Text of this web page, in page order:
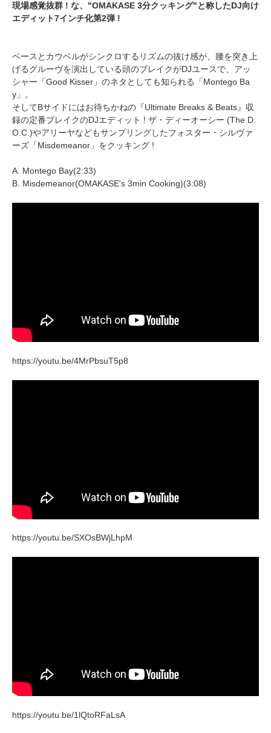
現場感覚抜群 ! な、"OMAKASE 3分クッキング"と称したDJ向け
エディット7インチ化第2弾 !
ベースとカウベルがシンクロするリズムの抜け感が、腰を突き上
げるグルーヴを演出している頭のブレイクがDJユースで、アッ
シャー「Good Kisser」のネタとしても知られる「Montego Ba
y」。
そしてBサイドにはお待ちかねの『Ultimate Breaks & Beats』収
録の定番ブレイクのDJエディット ! ザ・ディーオーシー (The D.
O.C.)やアリーヤなどもサンプリングしたフォスター・シルヴァ
ーズ「Misdemeanor」をクッキング !
A. Montego Bay(2:33)
B. Misdemeanor(OMAKASE's 3min Cooking)(3:08)
https://youtu.be/4MrPbsuT5p8
https://youtu.be/SXOsBWjLhpM
https://youtu.be/1lQtoRFaLsA